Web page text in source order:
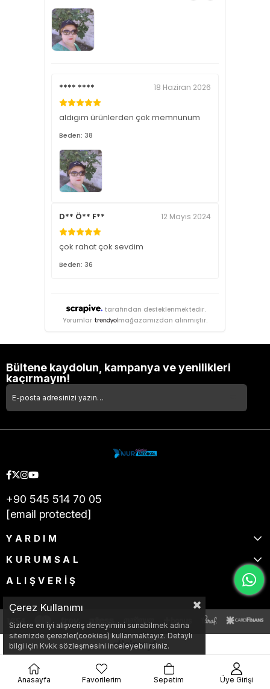
**** **** 18 Haziran 2026
aldıgım ürünlerden çok memnunum
Beden: 38
D** Ö** F** 12 Mayıs 2024
çok rahat çok sevdim
Beden: 36
tarafından desteklenmektedir.
Yorumlar
mağazamızdan alınmıştır.
Bültene kaydolun, kampanya ve yenilikleri
kaçırmayın!
+90 545 514 70 05
[email protected]
YARDIM
KURUMSAL
ALIŞVERİŞ
Çerez Kullanımı
Sizlere en iyi alışveriş deneyimini sunabilmek adına
sitemizde çerezler(cookies) kullanmaktayız. Detaylı
bilgi için Kvkk sözleşmesini inceleyebilirsiniz.
Anasayfa Favorilerim Sepetim Üye Girişi